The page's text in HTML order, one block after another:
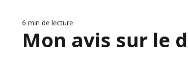
Mon avis sur le
6 min de lecture